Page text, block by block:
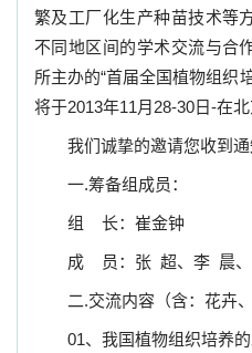
繁及工厂化生产种苗技术等
不同地区间的学术交流与合
所主办的“首届全国植物组织
将于2013年11月 28-30日-在北
我们诚挚的邀请您收到
一.筹备组成员：
组 长：崔金钟
成 员：张 超、李 晨
二.交流内容 （含：花卉
01、我国植物组织培养